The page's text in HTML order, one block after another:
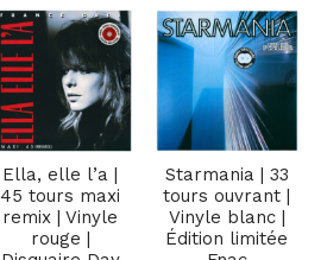
Ella, elle l’a |
45 tours maxi
remix | Vinyle
rouge |
Starmania | 33
tours ouvrant |
Vinyle blanc |
Édition limitée